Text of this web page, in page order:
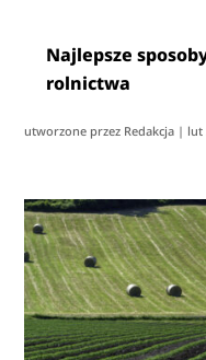
Najlepsze
rolnictwa
utworzone przez Redakcja | lut